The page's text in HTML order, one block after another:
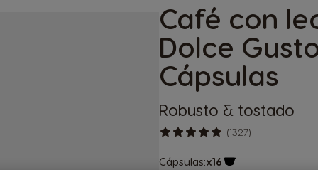
Café con
Dolce
Cápsulas
Robusto & tostado
(1327)
Cápsulas:x16